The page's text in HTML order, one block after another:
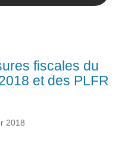
fiscales du
et des PLFR
2018